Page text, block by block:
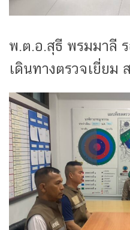
พ.ต.อ.สุธี พรมมาลี
เดินทางตรวจเยี่ยม